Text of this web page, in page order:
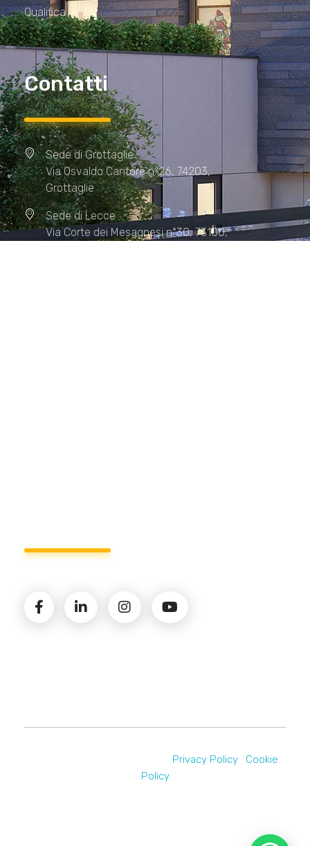
Qualifica
Contatti
Sede di Grottaglie
Via Osvaldo Cantore n°26, 74203,
Grottaglie
Sede di Lecce
Via Corte dei Mesagnesi n°30, 73100,
Privacy Policy| Cookie
Policy